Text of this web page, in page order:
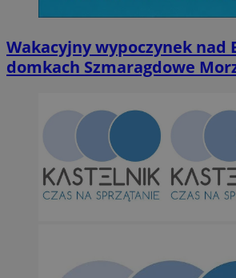
Wakacyjny wypoczynek nad
domkach Szmaragdowe